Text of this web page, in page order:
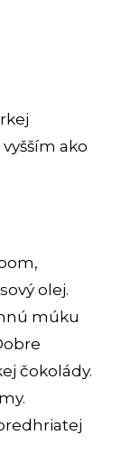
ako
olej.
múku
čokolády.